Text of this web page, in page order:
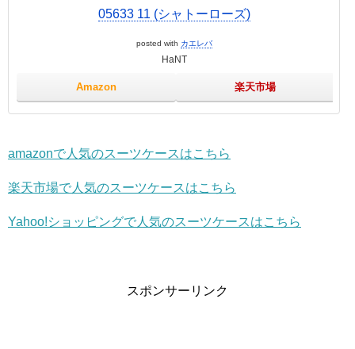
05633 11 (シャトーローズ)
posted with カエレバ
HaNT
Amazon 楽天市場
amazonで人気のスーツケースはこちら
楽天市場で人気のスーツケースはこちら
Yahoo!ショッピングで人気のスーツケースはこちら
スポンサーリンク